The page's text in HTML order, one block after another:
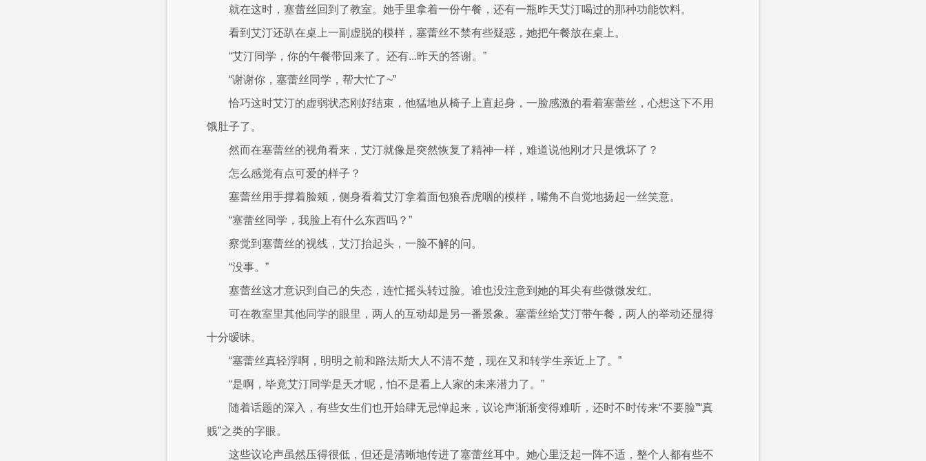
就在这时，塞蕾丝回到了教室。她手里拿着一份午餐，还有一瓶昨天艾汀喝过的那种功能饮料。
看到艾汀还趴在桌上一副虚脱的模样，塞蕾丝不禁有些疑惑，她把午餐放在桌上。
“艾汀同学，你的午餐带回来了。还有...昨天的答谢。”
“谢谢你，塞蕾丝同学，帮大忙了~”
恰巧这时艾汀的虚弱状态刚好结束，他猛地从椅子上直起身，一脸感激的看着塞蕾丝，心想这下不用
饿肚子了。
然而在塞蕾丝的视角看来，艾汀就像是突然恢复了精神一样，难道说他刚才只是饿坏了？
怎么感觉有点可爱的样子？
塞蕾丝用手撑着脸颊，侧身看着艾汀拿着面包狼吞虎咽的模样，嘴角不自觉地扬起一丝笑意。
“塞蕾丝同学，我脸上有什么东西吗？”
察觉到塞蕾丝的视线，艾汀抬起头，一脸不解的问。
“没事。”
塞蕾丝这才意识到自己的失态，连忙摇头转过脸。谁也没注意到她的耳尖有些微微发红。
可在教室里其他同学的眼里，两人的互动却是另一番景象。塞蕾丝给艾汀带午餐，两人的举动还显得
十分暧昧。
“塞蕾丝真轻浮啊，明明之前和路法斯大人不清不楚，现在又和转学生亲近上了。”
“是啊，毕竟艾汀同学是天才呢，怕不是看上人家的未来潜力了。”
随着话题的深入，有些女生们也开始肆无忌惮起来，议论声渐渐变得难听，还时不时传来“不要脸”“真
贱”之类的字眼。
这些议论声虽然压得很低，但还是清晰地传进了塞蕾丝耳中。她心里泛起一阵不适，整个人都有些不